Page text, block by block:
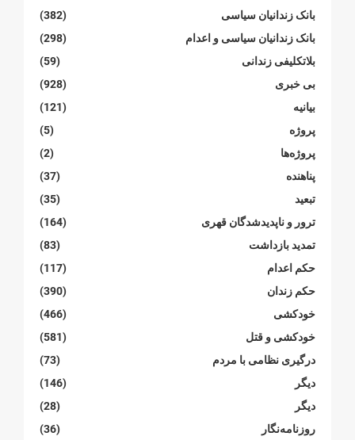
بانک زندانیان سیاسی
(382)
بانک زندانیان سیاسی و اعدام
(298)
بلاتکلیفی زندانی
(59)
بی خبری
(928)
بیانیە
(121)
پروژە
(5)
پروژەها
(2)
پناهنده
(37)
تبعید
(35)
ترور و ناپدیدشدگان قهری
(164)
تمدید بازداشت
(83)
حکم اعدام
(117)
حکم زندان
(390)
خودکشی
(466)
خودکشی و قتل
(581)
درگیری نظامی با مردم
(73)
دیگر
(146)
دیگر
(28)
روزنامەنگار
(36)